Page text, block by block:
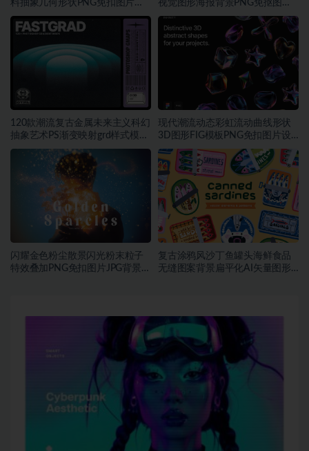
料抽象几何形状PNG免扣图片设
计素材
视觉图形海报背景PNG免抠图片
素材
120款潮流复古金属未来主义科幻
抽象艺术PS渐变映射grd样式模板
素材
现代潮流动态彩虹流动曲线形状
3D图形FIG模板PNG免扣图片设
计素材
闪耀金色粉尘散景闪光粉末粒子
特效叠加PNG免扣图片JPG背景素
复古涂鸦风沙丁鱼罐头海鲜食品
无缝图案背景扁平化AI矢量图形